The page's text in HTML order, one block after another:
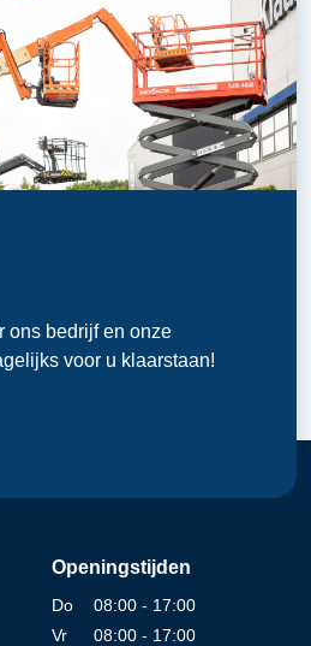
ons bedrijf en onze
voor u klaarstaan!
Openingstijden
Do
08:00 - 17:00
Vr
08:00 - 17:00